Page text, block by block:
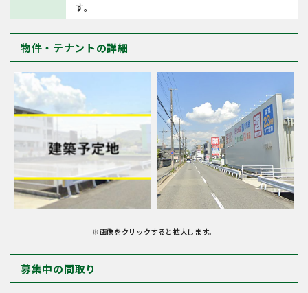
す。
物件・テナントの詳細
※画像をクリックすると拡大します。
募集中の間取り